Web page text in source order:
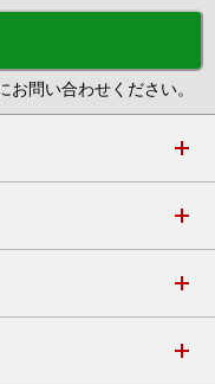
問い合わせください。